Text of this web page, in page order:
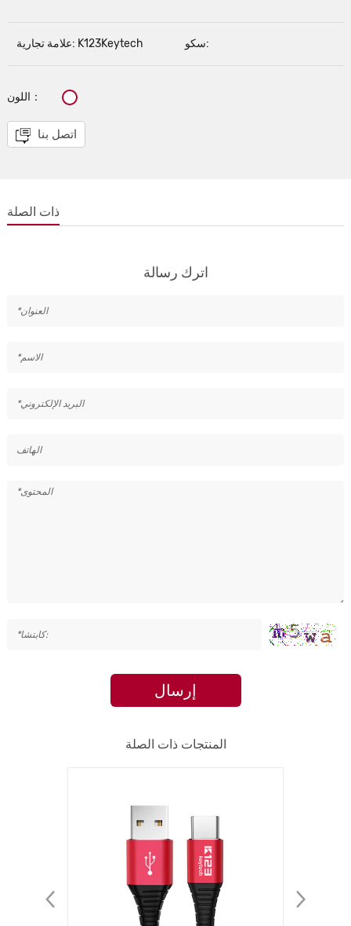
علامة تجارية: K123Keytech سكو:
اللون：
اتصل بنا
ذات الصلة
اترك رسالة
إرسال
المنتجات ذات الصلة